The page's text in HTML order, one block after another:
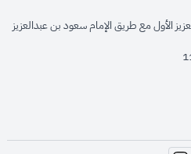
الأول مع طريق الإمام سعود بن عبدالعزيز